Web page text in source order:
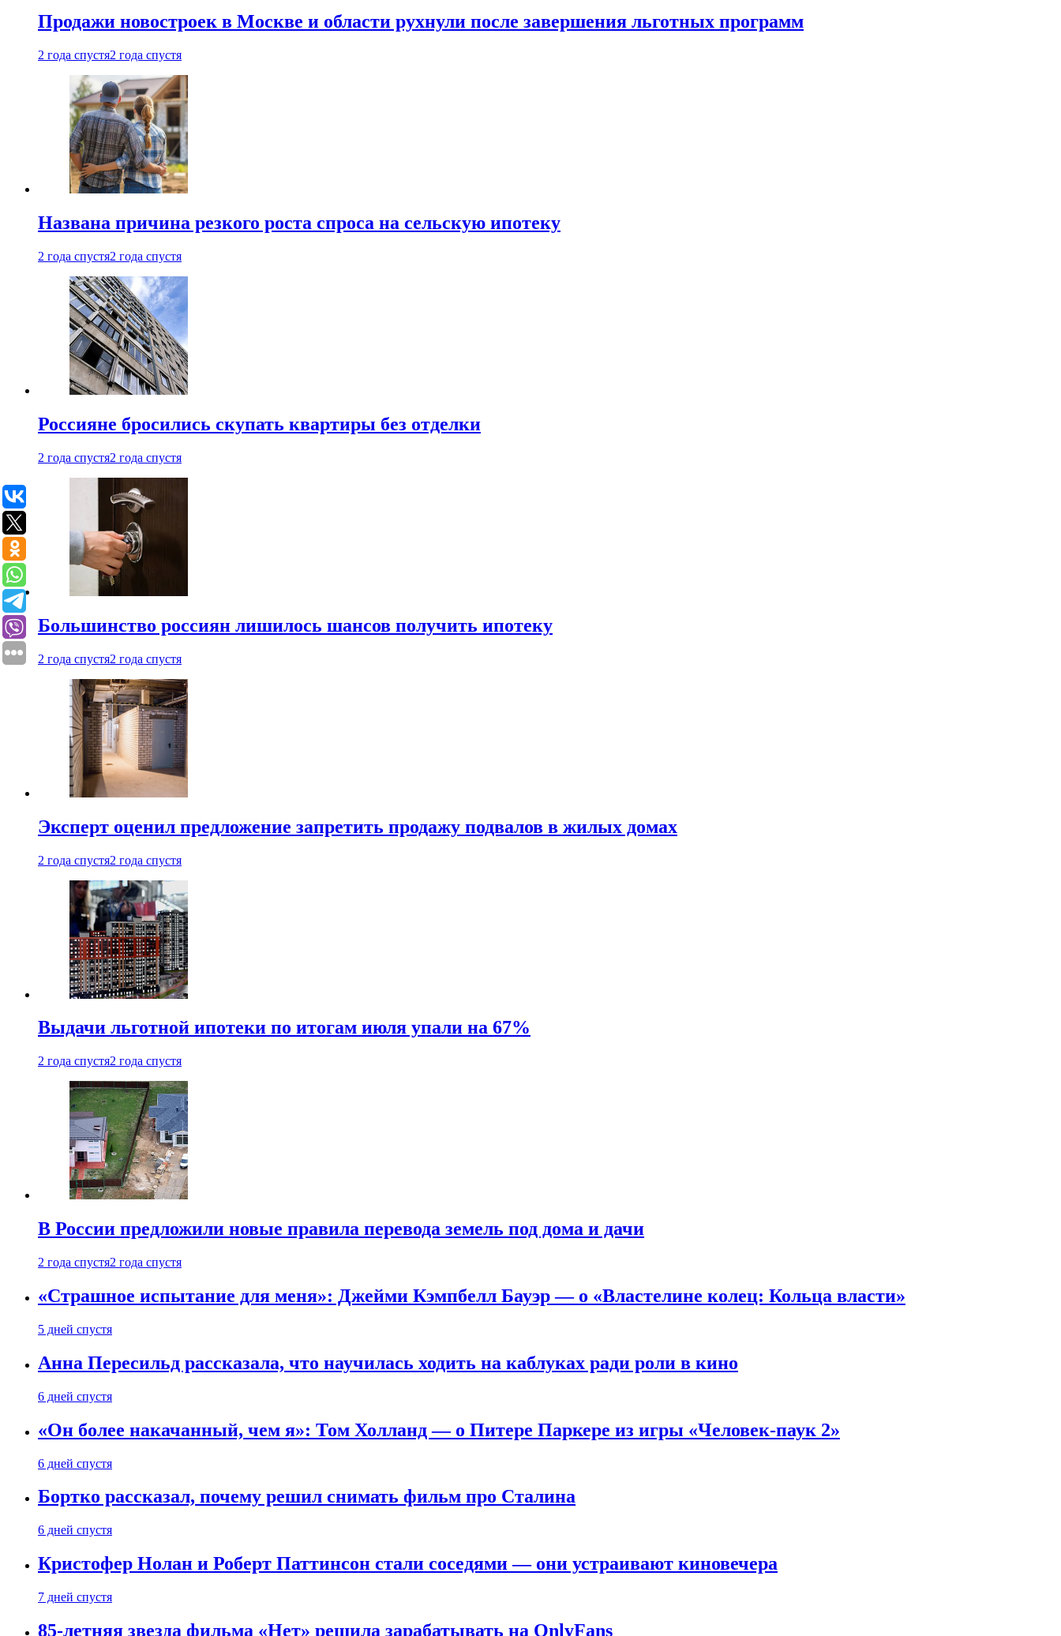
Продажи новостроек в Москве и области рухнули после завершения льготных программ
2 года спустя2 года спустя
Названа причина резкого роста спроса на сельскую ипотеку
2 года спустя2 года спустя
Россияне бросились скупать квартиры без отделки
2 года спустя2 года спустя
Большинство россиян лишилось шансов получить ипотеку
2 года спустя2 года спустя
Эксперт оценил предложение запретить продажу подвалов в жилых домах
2 года спустя2 года спустя
Выдачи льготной ипотеки по итогам июля упали на 67%
2 года спустя2 года спустя
В России предложили новые правила перевода земель под дома и дачи
2 года спустя2 года спустя
«Страшное испытание для меня»: Джейми Кэмпбелл Бауэр — о «Властелине колец: Кольца власти»
5 дней спустя
Анна Пересильд рассказала, что научилась ходить на каблуках ради роли в кино
6 дней спустя
«Он более накачанный, чем я»: Том Холланд — о Питере Паркере из игры «Человек-паук 2»
6 дней спустя
Бортко рассказал, почему решил снимать фильм про Сталина
6 дней спустя
Кристофер Нолан и Роберт Паттинсон стали соседями — они устраивают киновечера
7 дней спустя
85-летняя звезда фильма «Нет» решила зарабатывать на OnlyFans